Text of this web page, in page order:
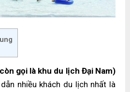
gọi là khu du lịch Đại Nam)
nhiều khách du lịch nhất là